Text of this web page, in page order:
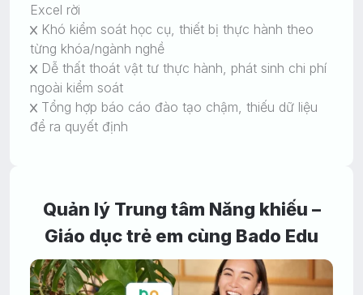
Excel rời
Khó kiểm soát học cụ, thiết bị thực hành theo
từng khóa/ngành nghề
Dễ thất thoát vật tư thực hành, phát sinh chi phí
ngoài kiểm soát
Tổng hợp báo cáo đào tạo chậm, thiếu dữ liệu
để ra quyết định
Quản lý Trung tâm Năng khiếu –
Giáo dục trẻ em cùng Bado Edu